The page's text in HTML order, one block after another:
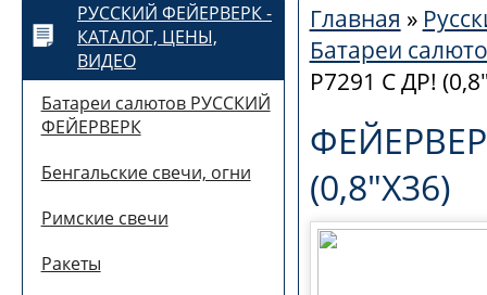
РУССКИЙ ФЕЙЕРВЕРК -
КАТАЛОГ, ЦЕНЫ,
ВИДЕО
Батареи салютов РУССКИЙ
ФЕЙЕРВЕРК
Бенгальские свечи, огни
Римские свечи
Ракеты
Главная »
Батареи
Р7291 С ДР!
(0,8"Х36)